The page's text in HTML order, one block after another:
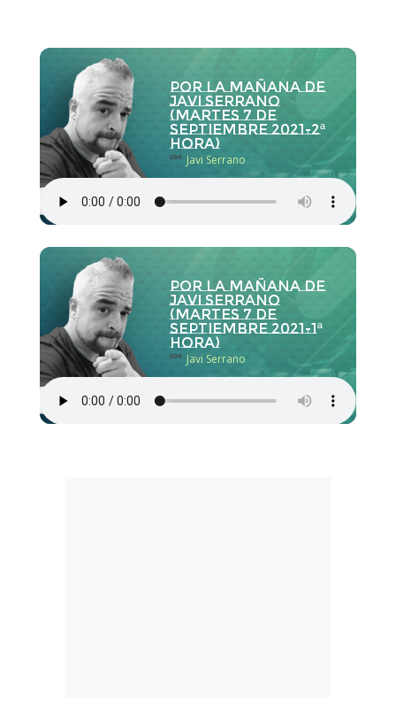
Por la Mañana de
Javi Serrano
(martes 7 de
septiembre 2021-2ª
hora)
con Javi Serrano
Por la Mañana de
Javi Serrano
(martes 7 de
septiembre 2021-1ª
hora)
con Javi Serrano